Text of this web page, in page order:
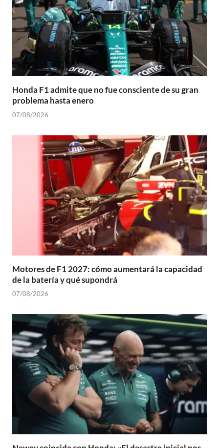
Honda F1 admite que no fue consciente de su gran
problema hasta enero
07/08/2026
Motores de F1 2027: cómo aumentará la capacidad
de la batería y qué supondrá
07/08/2026